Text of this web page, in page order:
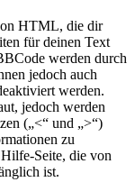
HTML, die dir
für deinen Text
werden durch
jedoch auch
werden.
jedoch werden
(„<“ und „>“)
zu
Seite, die von
ist.